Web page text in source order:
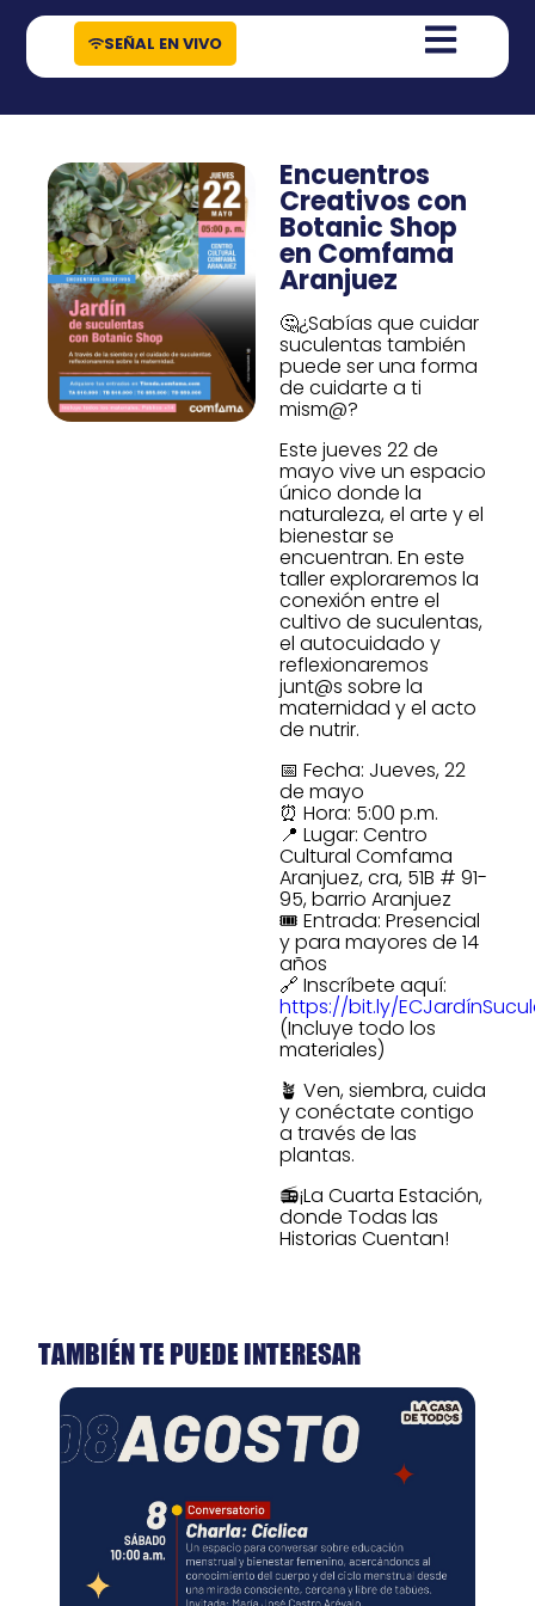
contenido
SEÑAL EN VIVO
Encuentros
Creativos con
Botanic Shop
en Comfama
Aranjuez
🤔¿Sabías que cuidar
suculentas también
puede ser una forma
de cuidarte a ti
mism@?
Este jueves 22 de
mayo vive un espacio
único donde la
naturaleza, el arte y el
bienestar se
encuentran. En este
taller exploraremos la
conexión entre el
cultivo de suculentas,
el autocuidado y
reflexionaremos
junt@s sobre la
maternidad y el acto
de nutrir.
📅 Fecha: Jueves, 22
de mayo
⏰ Hora: 5:00 p.m.
📍 Lugar: Centro
Cultural Comfama
Aranjuez, cra, 51B # 91-
95, barrio Aranjuez
🎟️ Entrada: Presencial
y para mayores de 14
años
🔗 Inscríbete aquí:
https://bit.ly/
(Incluye todo los
materiales)
🪴 Ven, siembra, cuida
y conéctate contigo
a través de las
plantas.
📻¡La Cuarta Estación,
donde Todas las
Historias Cuentan!
TAMBIÉN TE PUEDE INTERESAR